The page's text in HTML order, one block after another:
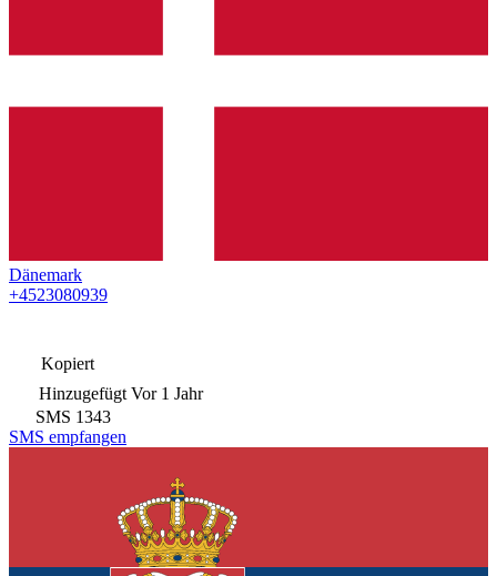
Dänemark
+4523080939
Kopiert
Hinzugefügt Vor 1 Jahr
SMS 1343
SMS empfangen